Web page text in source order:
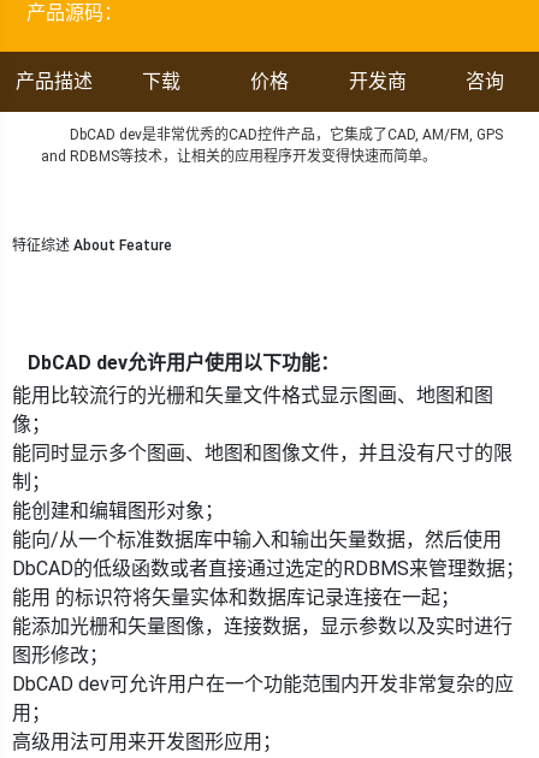
产品源码：
产品描述 下载 价格 开发商 咨询
DbCAD dev是非常优秀的CAD控件产品，它集成了CAD, AM/FM, GPS
and RDBMS等技术，让相关的应用程序开发变得快速而简单。
特征综述 About Feature
DbCAD dev允许用户使用以下功能：
能用比较流行的光栅和矢量文件格式显示图画、地图和图
像；
能同时显示多个图画、地图和图像文件，并且没有尺寸的限
制；
能创建和编辑图形对象；
能向/从一个标准数据库中输入和输出矢量数据，然后使用
DbCAD的低级函数或者直接通过选定的RDBMS来管理数据；
能用 的标识符将矢量实体和数据库记录连接在一起；
能添加光栅和矢量图像，连接数据，显示参数以及实时进行
图形修改；
DbCAD dev可允许用户在一个功能范围内开发非常复杂的应
用；
高级用法可用来开发图形应用；